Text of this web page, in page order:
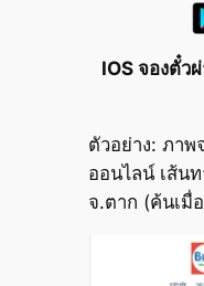
IOS จองตั๋ว
ตัวอย่าง: ภาพ
ออนไลน์ เส้น
จ.ตาก (ค้นเมื่